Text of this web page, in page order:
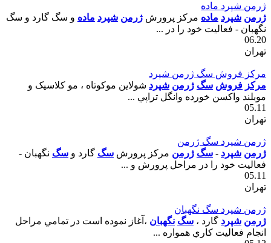
ژرمن شپرد ماده
ژرمن شپرد ماده مرکز پرورش ژرمن شپرد ماده و سگ گارد و سگ
نگهبان - فعاليت خود را در ...
06.20
تهران
مرکز فروش سگ ژرمن شپرد
مرکز فروش سگ ژرمن شپرد شولاين موکوتاه ، مو کلاسيک و
موبلند واکسن خورده وانگل تراپي ...
05.11
تهران
ژرمن شپرد سگ ژرمن
ژرمن شپرد - سگ ژرمن مرکز پرورش سگ گارد و سگ نگهبان -
فعاليت خود را در مراحل پرورش و ...
05.11
تهران
ژرمن شپرد سگ نگهبان
ژرمن شپرد گارد ، سگ نگهبان ،آغاز نموده است در تمامي مراحل
انجام فعاليت کاري همواره ...